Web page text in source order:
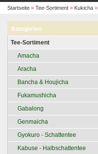
Startseite » Tee-Sortiment » Kukicha »
Kategorien
Tee-Sortiment
Amacha
Aracha
Bancha & Houjicha
Fukamushicha
Gabalong
Genmaicha
Gyokuro - Schattentee
Kabuse - Halbschattentee